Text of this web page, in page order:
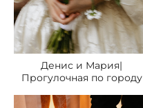
Денис и Мария|
Прогулочная по городу